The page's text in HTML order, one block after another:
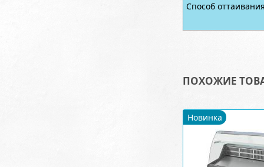
Способ
ПОХОЖИЕ
Новинка